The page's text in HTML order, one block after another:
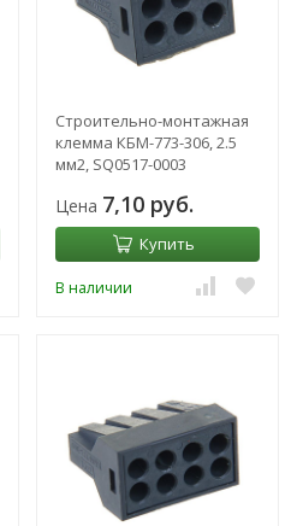
Строительно-монтажная
клемма КБМ-773-306, 2.5
мм2, SQ0517-0003
Цена 7,10 руб.
Купить
В наличии